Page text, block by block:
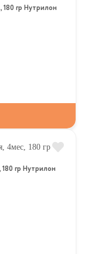
180 гр Нутрилон
гр Нутрилон